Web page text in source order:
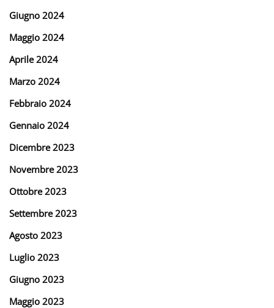
Giugno 2024
Maggio 2024
Aprile 2024
Marzo 2024
Febbraio 2024
Gennaio 2024
Dicembre 2023
Novembre 2023
Ottobre 2023
Settembre 2023
Agosto 2023
Luglio 2023
Giugno 2023
Maggio 2023